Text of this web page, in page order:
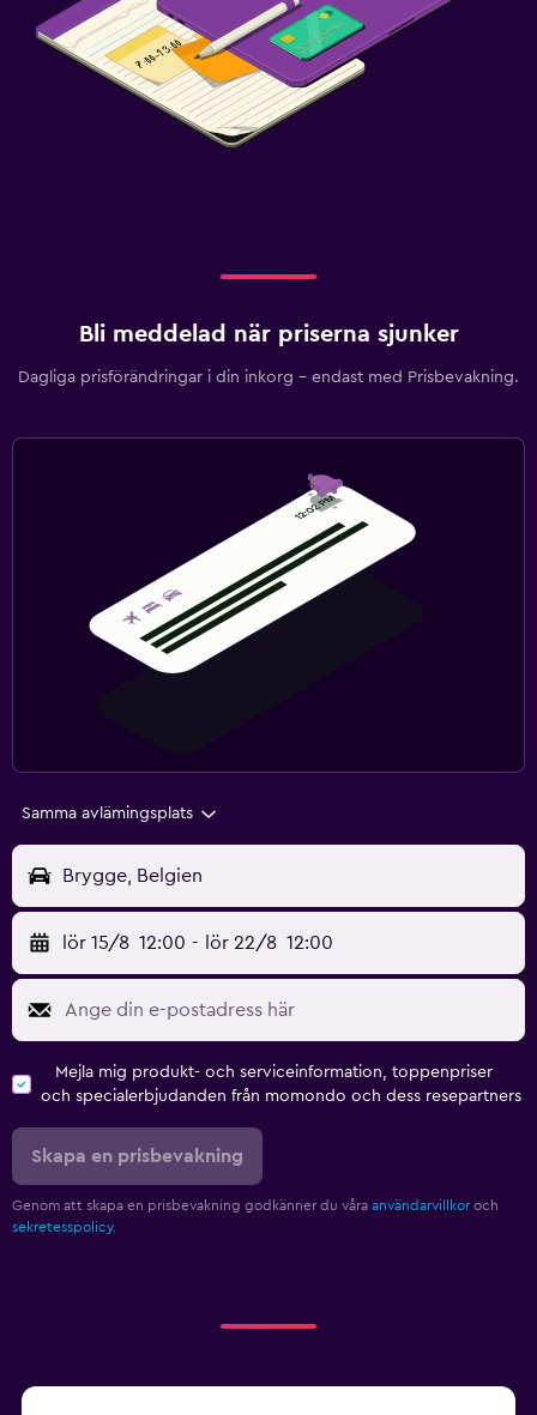
Bli meddelad när priserna sjunker
Dagliga prisförändringar i din inkorg – endast med Prisbevakning.
Samma avlämingsplats
Brygge, Belgien
lör 15/8 12:00 - lör 22/8 12:00
Mejla mig produkt- och serviceinformation, toppenpriser
och specialerbjudanden från momondo och dess resepartners
Skapa en prisbevakning
Genom att skapa en prisbevakning godkänner du våra användarvillkor och
sekretesspolicy.